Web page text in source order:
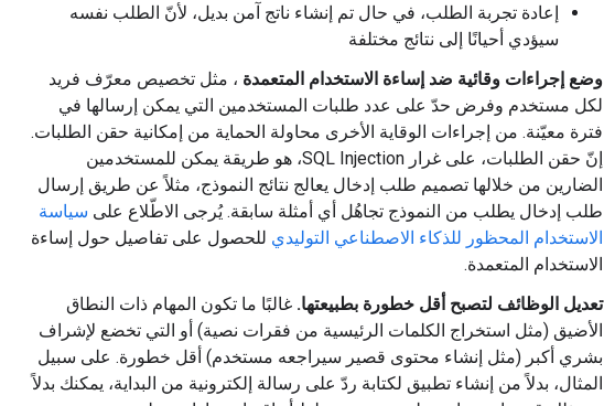
إعادة تجربة الطلب، في حال تم إنشاء ناتج آمن بديل، لأنّ الطلب نفسه
سيؤدي أحيانًا إلى نتائج مختلفة
وضع إجراءات وقائية ضد إساءة الاستخدام المتعمدة ، مثل تخصيص معرّف فريد
لكل مستخدم وفرض حدّ على عدد طلبات المستخدمين التي يمكن إرسالها في
فترة معيّنة. من إجراءات الوقاية الأخرى محاولة الحماية من إمكانية حقن الطلبات.
إنّ حقن الطلبات، على غرار SQL Injection، هو طريقة يمكن للمستخدمين
الضارين من خلالها تصميم طلب إدخال يعالج نتائج النموذج، مثلاً عن طريق إرسال
طلب إدخال يطلب من النموذج تجاهُل أي أمثلة سابقة. يُرجى الاطّلاع على سياسة
الاستخدام المحظور للذكاء الاصطناعي التوليدي للحصول على تفاصيل حول إساءة
الاستخدام المتعمدة.
تعديل الوظائف لتصبح أقل خطورة بطبيعتها. غالبًا ما تكون المهام ذات النطاق
الأضيق (مثل استخراج الكلمات الرئيسية من فقرات نصية) أو التي تخضع لإشراف
بشري أكبر (مثل إنشاء محتوى قصير سيراجعه مستخدم) أقل خطورة. على سبيل
المثال، بدلاً من إنشاء تطبيق لكتابة ردّ على رسالة إلكترونية من البداية، يمكنك بدلاً